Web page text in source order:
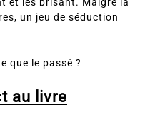
et les brisant. Malgré la
un jeu de séduction
que le passé ?
au livre